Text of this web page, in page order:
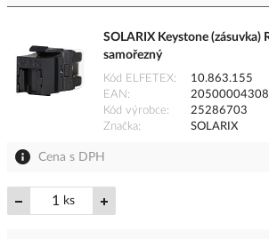
SOLARIX Keystone (zásuvka)
samořezný
Kód ELFETEX
10.863.155
EAN
Kód výrobce
25286703
Značka
SOLARIX
Cena s DPH
ks